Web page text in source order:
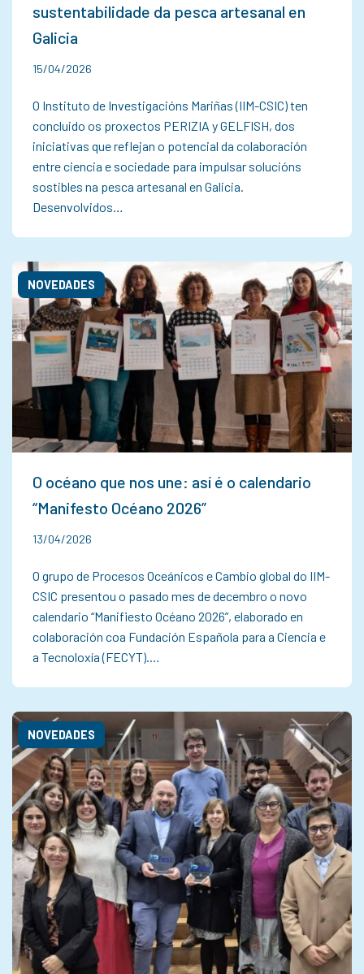
sustentabilidade da pesca artesanal en
Galicia
15/04/2026
O Instituto de Investigacións Mariñas (IIM-CSIC) ten
concluido os proxectos PERIZIA y GELFISH, dos
iniciativas que reflejan o potencial da colaboración
entre ciencia e sociedade para impulsar solucións
sostibles na pesca artesanal en Galicia.
Desenvolvidos…
O océano que nos une: así é o calendario
“Manifesto Océano 2026”
NOVEDADES
13/04/2026
O grupo de Procesos Oceánicos e Cambio global do IIM-
CSIC presentou o pasado mes de decembro o novo
calendario “Manifiesto Océano 2026”, elaborado en
colaboración coa Fundación Española para a Ciencia e
a Tecnoloxía (FECYT).…
NOVEDADES